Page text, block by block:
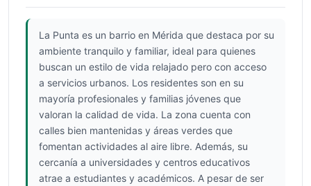
La Punta es un barrio en Mérida que destaca por su
ambiente tranquilo y familiar, ideal para quienes
buscan un estilo de vida relajado pero con acceso
a servicios urbanos. Los residentes son en su
mayoría profesionales y familias jóvenes que
valoran la calidad de vida. La zona cuenta con
calles bien mantenidas y áreas verdes que
fomentan actividades al aire libre. Además, su
cercanía a universidades y centros educativos
atrae a estudiantes y académicos. A pesar de ser